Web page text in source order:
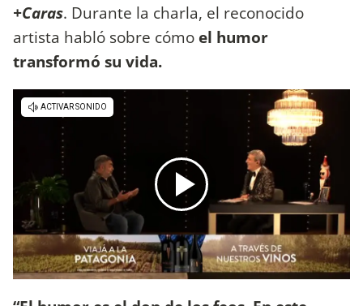
+Caras. Durante la charla, el reconocido
artista habló sobre cómo el humor
transformó su vida.